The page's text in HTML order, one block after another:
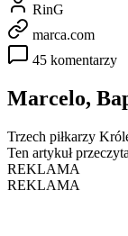
RinG
marca.com
45 komentarzy
Marcelo,
Trzech piłkarzy
Ten artykuł
REKLAMA
REKLAMA